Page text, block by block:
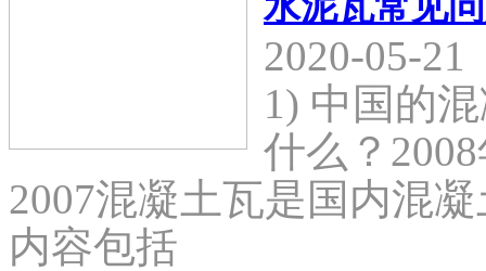
2020-05-21
1) 中国的
什么？
2007混凝土瓦是国内混
内容包括